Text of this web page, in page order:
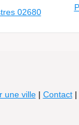
02680
une ville| Contact|